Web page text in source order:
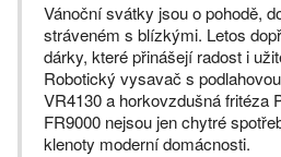
Vánoční svátky jsou o pohodě,
stráveném s blízkými. Letos
dárky, které přinášejí radost i
Robotický vysavač s
VR4130 a horkovzdušná fritéza
FR9000 nejsou jen chytré
klenoty moderní domácnosti.